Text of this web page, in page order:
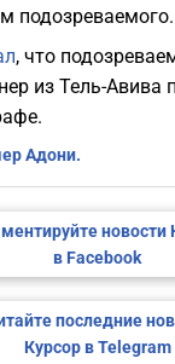
подозреваемого.
, что
из Тель-Авива
Адони.
новости
в Facebook
последние
Курсор в Telegram